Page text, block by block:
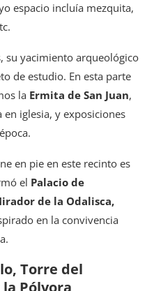
espacio incluía mezquita,
su yacimiento arqueológico
de estudio. En esta parte
la Ermita de San Juan,
iglesia, y exposiciones
en pie en este recinto es
el Palacio de
de la Odalisca,
en la convivencia
Torre del
Pólvora